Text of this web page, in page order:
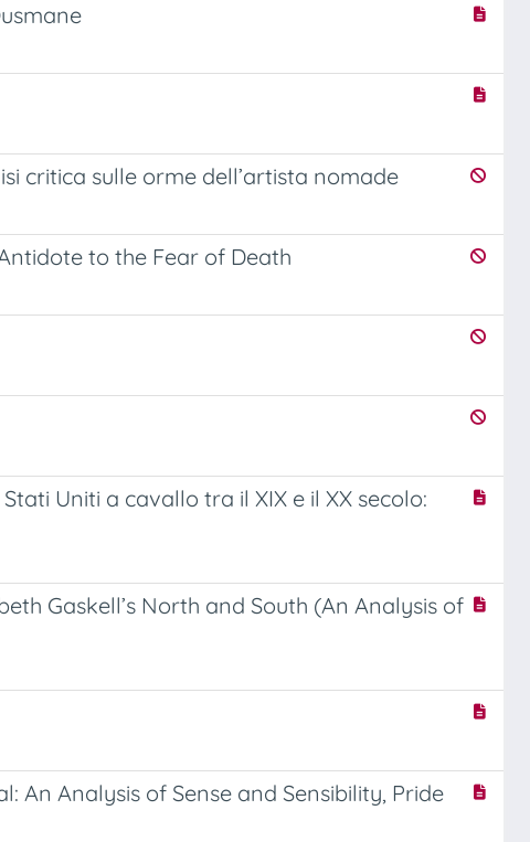
critica sulle orme dell’artista nomade
to the Fear of Death
Uniti a cavallo tra il XIX e il XX secolo:
Gaskell’s North and South (An Analysis of
An Analysis of Sense and Sensibility, Pride